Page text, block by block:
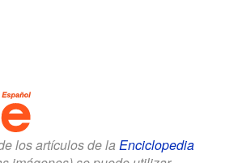
los artículos de la Enciclopedia